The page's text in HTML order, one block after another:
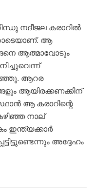
നദീജല കരാറിൽ
ആ
ആത്മാവോടും
ആറര
ആയിരക്കണക്കിന്
ആ കരാറിന്റെ
നാല്
ഇന്ത്യക്കാർ
അദ്ദേഹം